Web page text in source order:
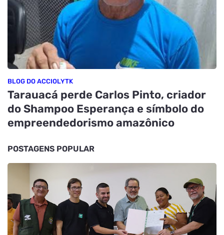
BLOG DO ACCIOLYTK
Tarauacá perde Carlos Pinto, criador
do Shampoo Esperança e símbolo do
empreendedorismo amazônico
POSTAGENS POPULAR